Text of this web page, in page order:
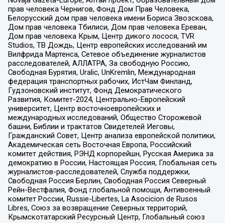
прав человека Чернигов, Фонд Дом Прав Человека,
Белорусский дом прав человека имени Бориса Звозскова,
Дом прав человека Тбилиси, Дом прав человека Ереван,
Дом прав человека Крым, Центр дикого лосося, TVR
Studios, ТВ Дождь, Центр европейских исследований им
Вилфрида Мартенса, Сетевое объединение журналистов
расследователей, АЛЛАТРА, За свободную Россию,
Свободная Бурятия, Uralic, UnKremlin, Международная
федерация транспортных рабочих, ИстЧам Финланд,
Гудзоновский институт, Фонд Демократического
Развития, Комитет-2024, Центрально-Европейский
университет, Центр восточноевропейских и
международных исследований, Общество Сторожевой
башни, Библии и трактатов Свидетелей Иеговы,
Гражданский Совет, Центр анализа европейской политики,
Академическая сеть Восточная Европа, Российский
комитет действия, РЭНД корпорейшн, Русская Америка за
демократию в России, Настоящая Россия, Глобальная сеть
журналистов-расследователей, Служба поддержки,
Свободная Россия Берлин, Свободная Россия Северный
Рейн-Вестфалия, Фонд глобальной помощи, Антивоенный
комитет России, Russie-Libertes, La Asocicion de Rusos
Libres, Союз за возвращение Северных территорий,
Крымскотатарский Ресурсный Центр, Глобальный союз